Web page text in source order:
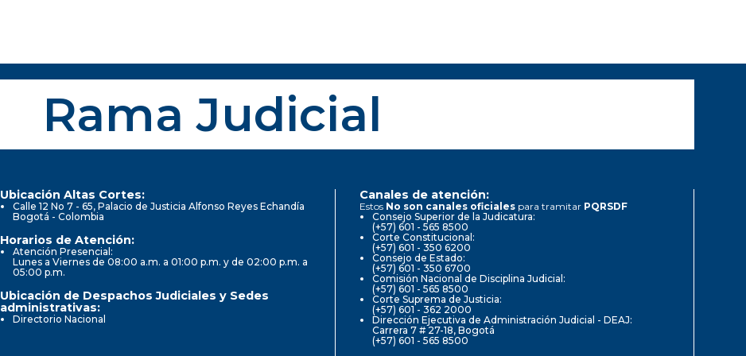
Rama Judicial
Ubicación Altas Cortes:
Calle 12 No 7 - 65, Palacio de Justicia Alfonso Reyes Echandía
Bogotá - Colombia
Horarios de Atención:
Atención Presencial:
Lunes a Viernes de 08:00 a.m. a 01:00 p.m. y de 02:00 p.m. a
05:00 p.m.
Ubicación de Despachos Judiciales y Sedes
administrativas:
Directorio Nacional
Canales de atención:
Estos No son canales oficiales para tramitar PQRSDF
Consejo Superior de la Judicatura:
(+57) 601 - 565 8500
Corte Constitucional:
(+57) 601 - 350 6200
Consejo de Estado:
(+57) 601 - 350 6700
Comisión Nacional de Disciplina Judicial:
(+57) 601 - 565 8500
Corte Suprema de Justicia:
(+57) 601 - 362 2000
Dirección Ejecutiva de Administración Judicial - DEAJ:
Carrera 7 # 27-18, Bogotá
(+57) 601 - 565 8500